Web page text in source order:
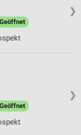
❯
Geöffnet
❯
Geöffnet